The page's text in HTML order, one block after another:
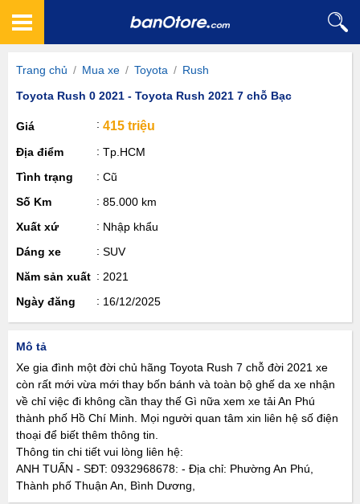
Trang chủ / Mua xe / Toyota / Rush
Toyota Rush 0 2021 - Toyota Rush 2021 7 chỗ Bạc
Giá 415 triệu
Địa điểm
Tp.HCM
Tình trạng
Cũ
Số Km
85.000 km
Xuất xứ
Nhập khẩu
Dáng xe
SUV
Năm sản xuất
2021
Ngày đăng
16/12/2025
Mô tả
Xe gia đình một đời chủ hãng Toyota Rush 7 chỗ đời 2021 xe
còn rất mới vừa mới thay bốn bánh và toàn bộ ghế da xe nhận
về chỉ việc đi không cần thay thế Gì nữa xem xe tải An Phú
thành phố Hồ Chí Minh. Mọi người quan tâm xin liên hệ số điện
thoại để biết thêm thông tin.
Thông tin chi tiết vui lòng liên hệ:
ANH TUẤN - SĐT: 0932968678: - Địa chỉ: Phường An Phú,
Thành phố Thuận An, Bình Dương,